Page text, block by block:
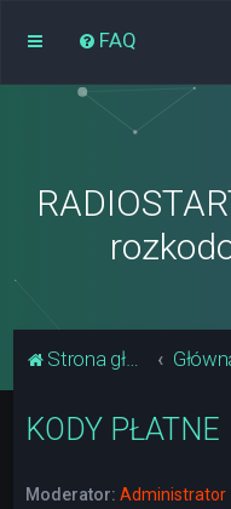
FAQ
Strona główna
KODY PŁATNE
Moderator: Administrator